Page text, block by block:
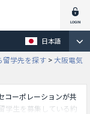
日本語
留学先を探す >大阪電気
コーポレーションが共
学生を募集している約